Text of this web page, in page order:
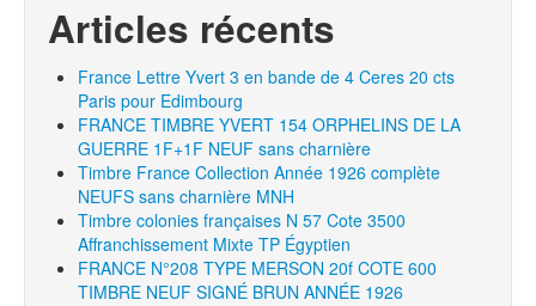
Articles récents
France Lettre Yvert 3 en bande de 4 Ceres 20 cts
Paris pour Edimbourg
FRANCE TIMBRE YVERT 154 ORPHELINS DE LA
GUERRE 1F+1F NEUF sans charnière
Timbre France Collection Année 1926 complète
NEUFS sans charnière MNH
Timbre colonies françaises N 57 Cote 3500
Affranchissement Mixte TP Égyptien
FRANCE N°208 TYPE MERSON 20f COTE 600
TIMBRE NEUF SIGNÉ BRUN ANNÉE 1926